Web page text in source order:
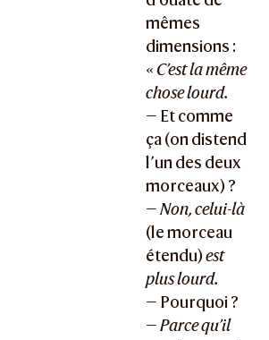
mêmes
dimensions :
« C’est la même
chose lourd.
— Et comme
ça (on distend
l’un des deux
morceaux) ?
—Non, celui-là
(le morceau
étendu)est
plus lourd.
— Pourquoi ?
—Parce qu’il